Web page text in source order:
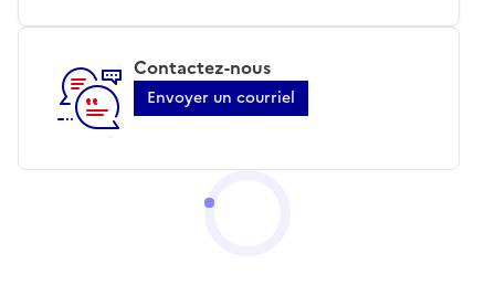
Contactez-nous
Envoyer un courriel